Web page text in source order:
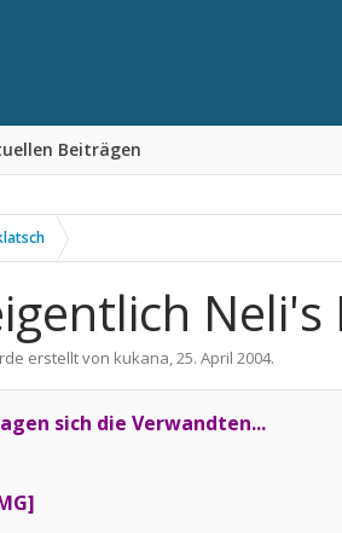
Beiträgen
erstellt von kukana,25. April 2004.
sich die Verwandten...